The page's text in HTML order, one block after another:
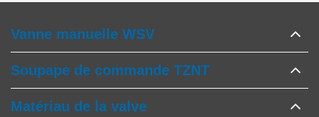
Vanne manuelle WSV
Soupape de commande TZNT
Matériau de la valve